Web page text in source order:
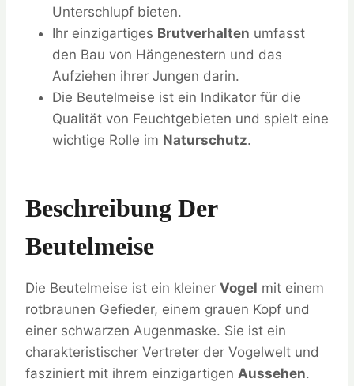
Unterschlupf bieten.
Ihr einzigartiges Brutverhalten umfasst
den Bau von Hängenestern und das
Aufziehen ihrer Jungen darin.
Die Beutelmeise ist ein Indikator für die
Qualität von Feuchtgebieten und spielt eine
wichtige Rolle im Naturschutz.
Beschreibung Der
Beutelmeise
Die Beutelmeise ist ein kleiner Vogel mit einem
rotbraunen Gefieder, einem grauen Kopf und
einer schwarzen Augenmaske. Sie ist ein
charakteristischer Vertreter der Vogelwelt und
fasziniert mit ihrem einzigartigen Aussehen.